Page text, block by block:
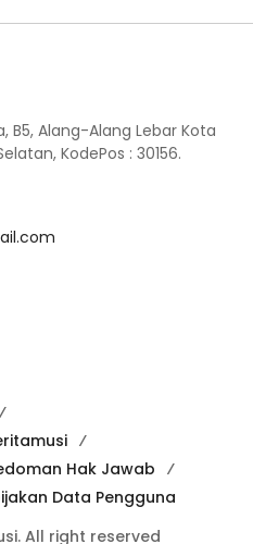
B5, Alang-Alang Lebar Kota
KodePos : 30156.
Hak Jawab
Data Pengguna
All right reserved